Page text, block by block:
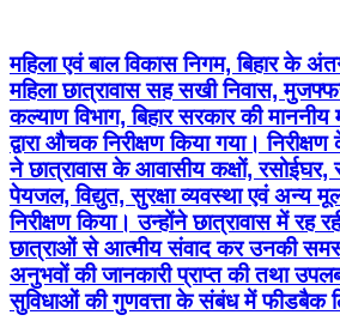
महिला एवं बाल विकास निगम, बिहार के
महिला छात्रावास सह सखी निवास,
कल्याण विभाग, बिहार सरकार की माननीय
द्वारा औचक निरीक्षण किया गया।
ने छात्रावास के आवासीय कक्षों, रसोईघर,
पेयजल, विद्युत, सुरक्षा व्यवस्था एवं अन्य
निरीक्षण किया। उन्होंने छात्रावास में रह
छात्राओं से आत्मीय संवाद कर उनकी
अनुभवों की जानकारी प्राप्त की तथा
सुविधाओं की गुणवत्ता के संबंध में फीडबैक